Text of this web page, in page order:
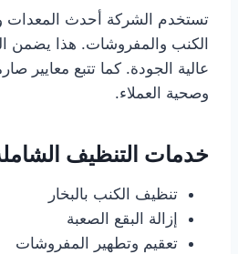
تستخدم الشركة أحدث المعدات
الكنب والمفروشات. هذا يضمن
عالية الجودة. كما تتبع معايير
وصحية العملاء.
خدمات التنظيف
تنظيف الكنب بالبخار
إزالة البقع الصعبة
تعقيم وتطهير المفروشات